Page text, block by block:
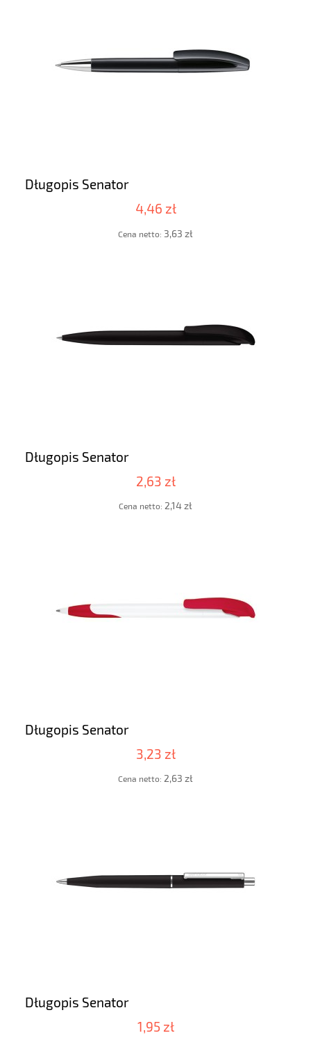
Długopis Senator
4,46 zł
Cena netto: 3,63 zł
Długopis Senator
2,63 zł
Cena netto: 2,14 zł
Długopis Senator
3,23 zł
Cena netto: 2,63 zł
Długopis Senator
1,95 zł